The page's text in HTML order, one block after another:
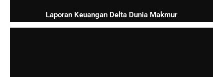
Laporan Keuangan Delta Dunia Makmur